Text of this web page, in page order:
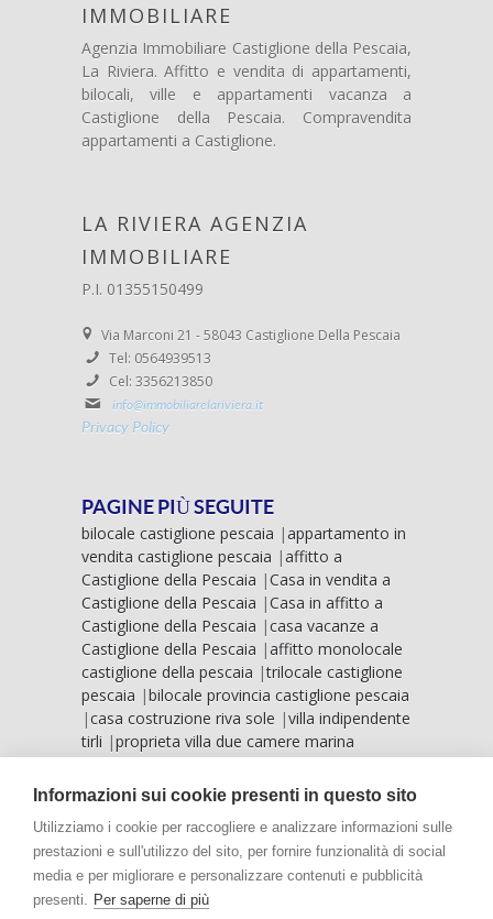
IMMOBILIARE
Agenzia Immobiliare Castiglione della Pescaia,
La Riviera. Affitto e vendita di appartamenti,
bilocali, ville e appartamenti vacanza a
Castiglione della Pescaia. Compravendita
appartamenti a Castiglione.
LA RIVIERA AGENZIA
IMMOBILIARE
P.I. 01355150499
Via Marconi 21 - 58043 Castiglione Della Pescaia
Tel: 0564939513
Cel: 3356213850
info@immobiliarelariviera.it
Privacy Policy
PAGINE PIÙ SEGUITE
bilocale castiglione pescaia |appartamento in
vendita castiglione pescaia |affitto a
Castiglione della Pescaia |Casa in vendita a
Castiglione della Pescaia |Casa in affitto a
Castiglione della Pescaia |casa vacanze a
Castiglione della Pescaia |affitto monolocale
castiglione della pescaia |trilocale castiglione
pescaia |bilocale provincia castiglione pescaia
|casa costruzione riva sole |villa indipendente
tirli |proprieta villa due camere marina
grosseto|vista mare castiglione pescaia|villa
mare riva sole|case vista mare marina
villa vista mare punta ala
Informazioni sui cookie presenti in questo sito
Utilizziamo i cookie per raccogliere e analizzare informazioni sulle
prestazioni e sull'utilizzo del sito, per fornire funzionalità di social
media e per migliorare e personalizzare contenuti e pubblicità
presenti. Per saperne di più